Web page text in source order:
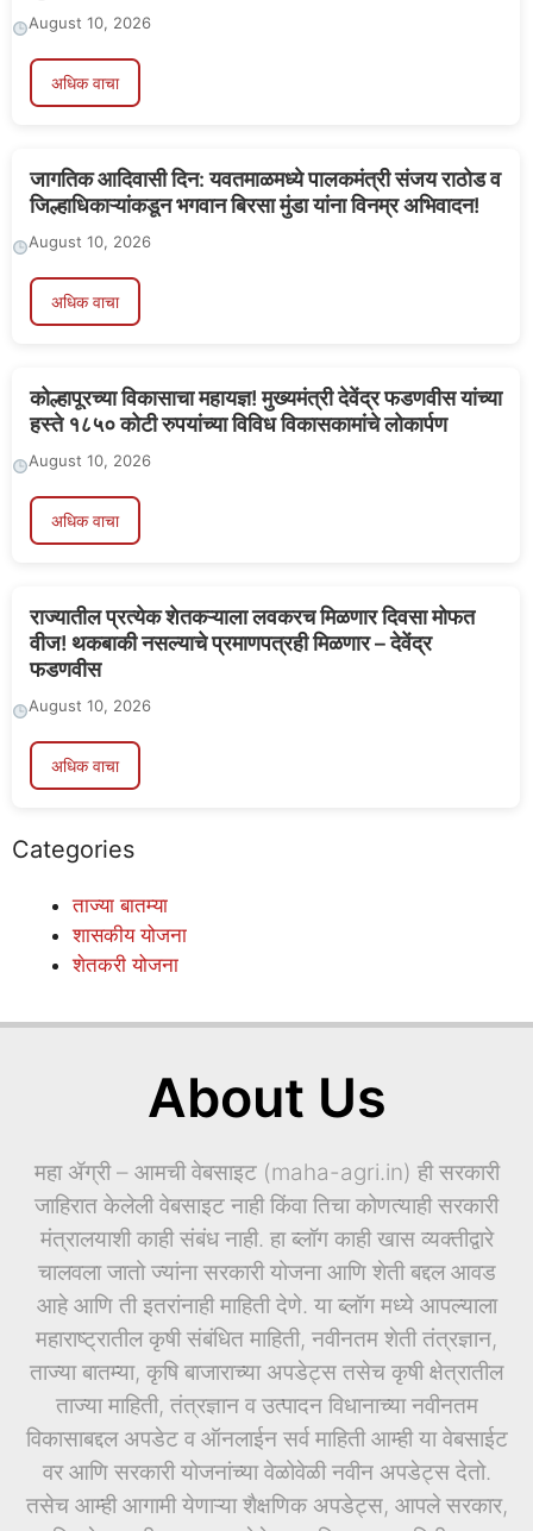
August 10, 2026
अधिक वाचा
जागतिक आदिवासी दिन: यवतमाळमध्ये पालकमंत्री संजय राठोड व
जिल्हाधिकाऱ्यांकडून भगवान बिरसा मुंडा यांना विनम्र अभिवादन!
August 10, 2026
अधिक वाचा
कोल्हापूरच्या विकासाचा महायज्ञ! मुख्यमंत्री देवेंद्र फडणवीस यांच्या
हस्ते १८५० कोटी रुपयांच्या विविध विकासकामांचे लोकार्पण
August 10, 2026
अधिक वाचा
राज्यातील प्रत्येक शेतकऱ्याला लवकरच मिळणार दिवसा मोफत
वीज! थकबाकी नसल्याचे प्रमाणपत्रही मिळणार – देवेंद्र
फडणवीस
August 10, 2026
अधिक वाचा
Categories
ताज्या बातम्या
शासकीय योजना
शेतकरी योजना
About Us
महा ॲग्री – आमची वेबसाइट (maha-agri.in) ही सरकारी
जाहिरात केलेली वेबसाइट नाही किंवा तिचा कोणत्याही सरकारी
मंत्रालयाशी काही संबंध नाही. हा ब्लॉग काही खास व्यक्तीद्वारे
चालवला जातो ज्यांना सरकारी योजना आणि शेती बद्दल आवड
आहे आणि ती इतरांनाही माहिती देणे. या ब्लॉग मध्ये आपल्याला
महाराष्ट्रातील कृषी संबंधित माहिती, नवीनतम शेती तंत्रज्ञान,
ताज्या बातम्या, कृषि बाजाराच्या अपडेट्स तसेच कृषी क्षेत्रातील
ताज्या माहिती, तंत्रज्ञान व उत्पादन विधानाच्या नवीनतम
विकासाबद्दल अपडेट व ऑनलाईन सर्व माहिती आम्ही या वेबसाईट
वर आणि सरकारी योजनांच्या वेळोवेळी नवीन अपडेट्स देतो.
तसेच आम्ही आगामी येणाऱ्या शैक्षणिक अपडेट्स, आपले सरकार,